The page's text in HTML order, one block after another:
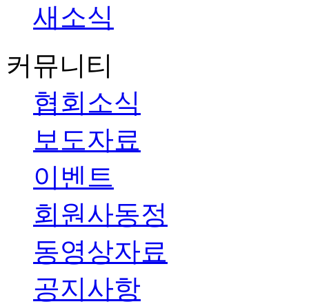
새소식
커뮤니티
협회소식
보도자료
이벤트
회원사동정
동영상자료
공지사항